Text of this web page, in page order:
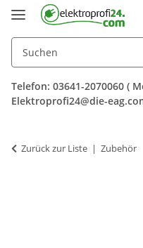
Telefon: 03641-2070060 (
Elektroprofi24@die-
Zurück zur Liste Zubehör